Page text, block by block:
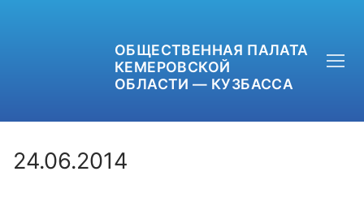
ОБЩЕСТВЕННАЯ ПАЛАТА
КЕМЕРОВСКОЙ
ОБЛАСТИ — КУЗБАССА
24.06.2014